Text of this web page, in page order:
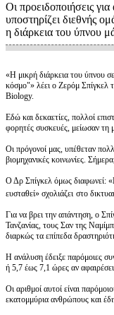
Οι προειδοποιήσεις
υποστηρίζει διεθνής
η διάρκεια του ύπνου
«Η μικρή διάρκεια του ύπνου
κόσμο"» λέει ο Ζερόμ Σπίγκελ
Biology.
Εδώ και δεκαετίες, πολλοί
φορητές συσκευές, μείωσαν τη
Οι πρόγονοί μας, υπέθεταν
βιομηχανικές κοινωνίες.
Ο Δρ Σπίγκελ όμως διαφωνεί:
ευσταθεί» σχολιάζει στο
Για να βρει την απάντηση, ο
Τανζανίας, τους Σαν της
διαρκώς τα επίπεδα
Η ανάλυση έδειξε παρόμοιες
ή 5,7 έως 7,1 ώρες αν
Οι αριθμοί αυτοί είναι
εκατομμύρια ανθρώπους και